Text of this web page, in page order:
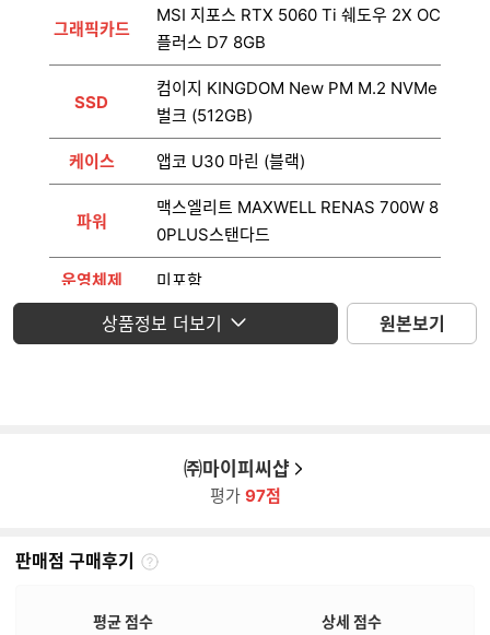
그래픽카드
MSI 지포스 RTX 5060 Ti 쉐도우 2X OC
플러스 D7 8GB
SSD
컴이지 KINGDOM New PM M.2 NVMe
벌크 (512GB)
케이스 앱코 U30 마린 (블랙)
파워
맥스엘리트 MAXWELL RENAS 700W 8
0PLUS스탠다드
운영체제 미포함
모니터 미포함
상품정보 더보기 원본보기
㈜마이피씨샵
평가 97점
판매점 구매후기
판
평균 점수 상세 점수